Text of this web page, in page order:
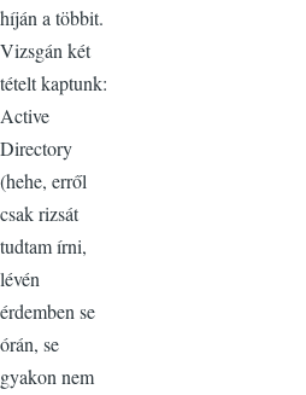
híján a többit.
Vizsgán két
tételt kaptunk:
Active
Directory
(hehe, erről
csak rizsát
tudtam írni,
lévén
érdemben se
órán, se
gyakon nem